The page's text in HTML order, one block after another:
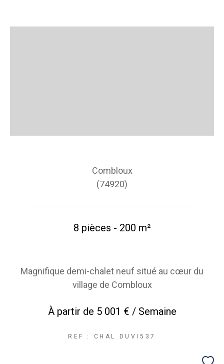
Combloux
(74920)
8 pièces - 200 m²
Magnifique demi-chalet neuf situé au cœur du
village de Combloux
À partir de 5 001 € / Semaine
REF : CHAL DUVI537